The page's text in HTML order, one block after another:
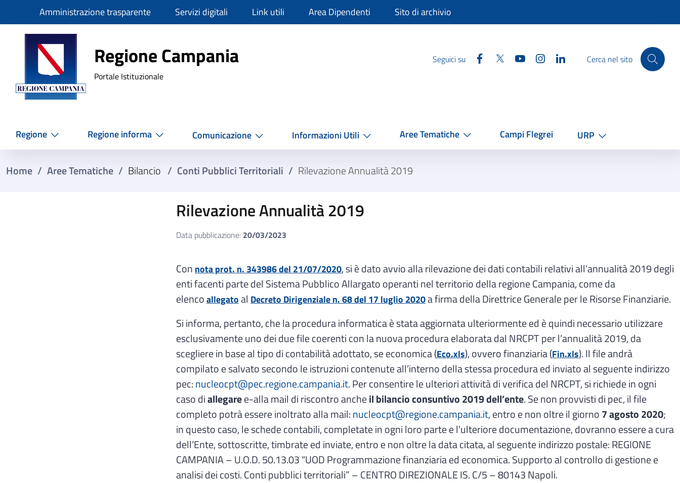
SlimAmministrazione trasparente Servizi digitali Link utili Area Dipendenti Sito di archivio
Regione Campania
Regione Campania
Portale Istituzionale
Seguici su Facebook
Twitter YouTube InstagramLinkedinCerca nel sito
Regione Regione informa Comunicazione Informazioni Utili Aree Tematiche Campi Flegrei URP
Home / Aree Tematiche / Bilancio / Conti Pubblici Territoriali / Rilevazione Annualità 2019
Rilevazione Annualità 2019
Data pubblicazione: 20/03/2023
Con nota prot. n. 343986 del 21/07/2020, si è dato avvio alla rilevazione dei dati contabili relativi all’annualità 2019 degli
enti facenti parte del Sistema Pubblico Allargato operanti nel territorio della regione Campania, come da
elencoallegatoal Decreto Dirigenziale n. 68 del 17 luglio 2020a firma della Direttrice Generale per le Risorse Finanziarie.
Si informa, pertanto, che la procedura informatica è stata aggiornata ulteriormente ed è quindi necessario utilizzare
esclusivamente uno dei due file coerenti con la nuova procedura elaborata dal NRCPT per l’annualità 2019, da
scegliere in base al tipo di contabilità adottato, se economica (Eco.xls), ovvero finanziaria (Fin.xls). Il file andrà
compilato e salvato secondo le istruzioni contenute all’interno della stessa procedura ed inviato al seguente indirizzo
pec: nucleocpt@pec.regione.campania.it. Per consentire le ulteriori attività di verifica del NRCPT, si richiede in ogni
caso diallegaree-alla mail di riscontro ancheil bilancio consuntivo 2019 dell’ente. Se non provvisti di pec, il file
completo potrà essere inoltrato alla mail: nucleocpt@regione.campania.it, entro e non oltre il giorno 7 agosto 2020;
in questo caso, le schede contabili, completate in ogni loro parte e l’ulteriore documentazione, dovranno essere a cura
dell’Ente, sottoscritte, timbrate ed inviate, entro e non oltre la data citata, al seguente indirizzo postale: REGIONE
CAMPANIA – U.O.D. 50.13.03 “UOD Programmazione finanziaria ed economica. Supporto al controllo di gestione e
analisi dei costi. Conti pubblici territoriali” – CENTRO DIREZIONALE IS. C/5 – 80143 Napoli.